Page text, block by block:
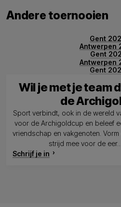
Andere toernooien
Gent
Antwerpen
Gent
Antwerpen
Gent
Wil je met je team
de
Sport verbindt, ook in de wereld
voor de Archigoldcup en beleef
vriendschap en vakgenoten.
strijd mee voor de
Schrijf je in